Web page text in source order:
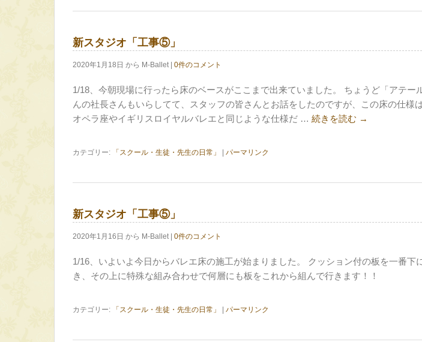
新スタジオ「工事⑤」
2020年1月18日 から M-Ballet | 0件のコメント
1/18、今朝現場に行ったら床のベースがここまで出来ていました。 ちょうど「アテー
んの社長さんもいらしてて、スタッフの皆さんとお話をしたのですが、この床の仕様
オペラ座やイギリスロイヤルバレエと同じような仕様だ … 続きを読む →
カテゴリー: 「スクール・生徒・先生の日常」 パーマリンク
新スタジオ「工事⑤」
2020年1月16日 から M-Ballet | 0件のコメント
1/16、いよいよ今日からバレエ床の施工が始まりました。 クッション付の板を一番下
き、その上に特殊な組み合わせで何層にも板をこれから組んで行きます！！
カテゴリー: 「スクール・生徒・先生の日常」 パーマリンク